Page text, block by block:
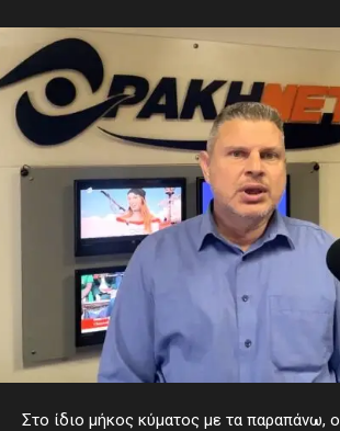
Στο ίδιο μήκος κύματος με τα παραπάνω, ο